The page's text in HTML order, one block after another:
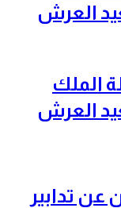
الملك
عن تدابير